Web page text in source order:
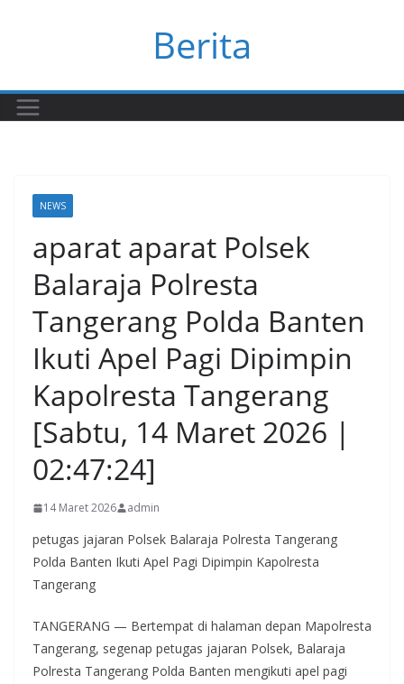
Berita
NEWS
aparat aparat Polsek
Balaraja Polresta
Tangerang Polda Banten
Ikuti Apel Pagi Dipimpin
Kapolresta Tangerang
[Sabtu, 14 Maret 2026 |
02:47:24]
14 Maret 2026 admin
petugas jajaran Polsek Balaraja Polresta Tangerang
Polda Banten Ikuti Apel Pagi Dipimpin Kapolresta
Tangerang
TANGERANG — Bertempat di halaman depan Mapolresta
Tangerang, segenap petugas jajaran Polsek, Balaraja
Polresta Tangerang Polda Banten mengikuti apel pagi